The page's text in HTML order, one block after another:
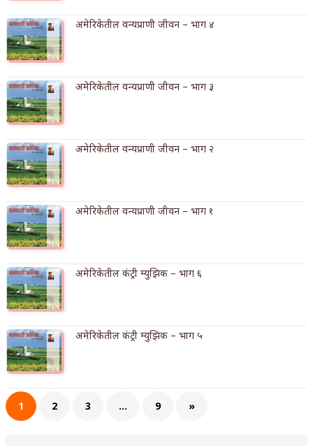
अमेरिकेतील वन्यप्राणी जीवन – भाग ४
अमेरिकेतील वन्यप्राणी जीवन – भाग ३
अमेरिकेतील वन्यप्राणी जीवन – भाग २
अमेरिकेतील वन्यप्राणी जीवन – भाग १
अमेरिकेतील कंट्री म्युझिक – भाग ६
अमेरिकेतील कंट्री म्युझिक – भाग ५
1 2 3 … 9 »